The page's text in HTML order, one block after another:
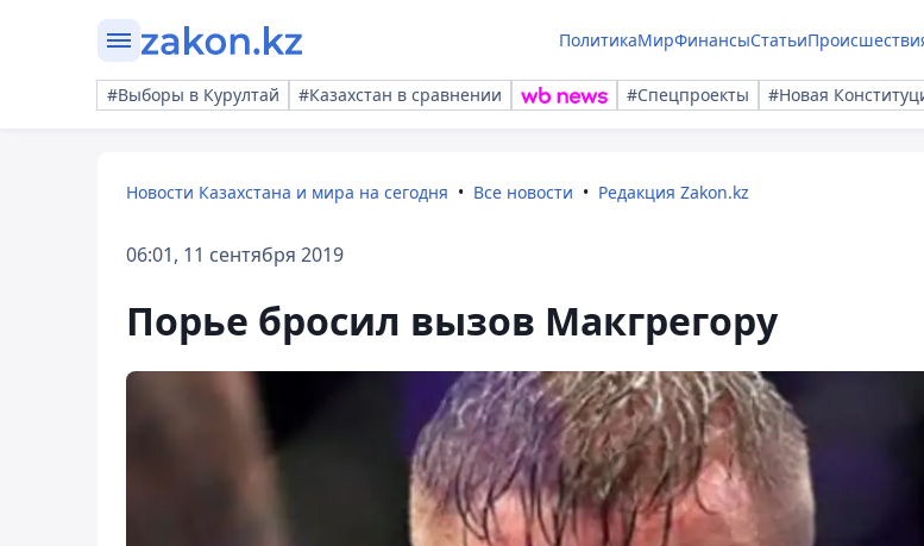
ПолитикаМирФинансыСтатьи
#Выборы в Курултай #Казахстан в сравнении #Спецпроекты #Новая
Новости Казахстана и мира на сегодня Все новости Редакция Zakon.kz
06:01, 11 сентября 2019
Порье бросил вызов Макгрегору